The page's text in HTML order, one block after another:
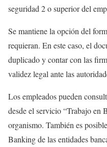
seguridad 2 o superior del
Se mantiene la opción del
requieran. En este caso, el
duplicado y contar con las
validez legal ante las
Los empleados pueden
desde el servicio “Trabajo en
organismo. También es
Banking de las entidades